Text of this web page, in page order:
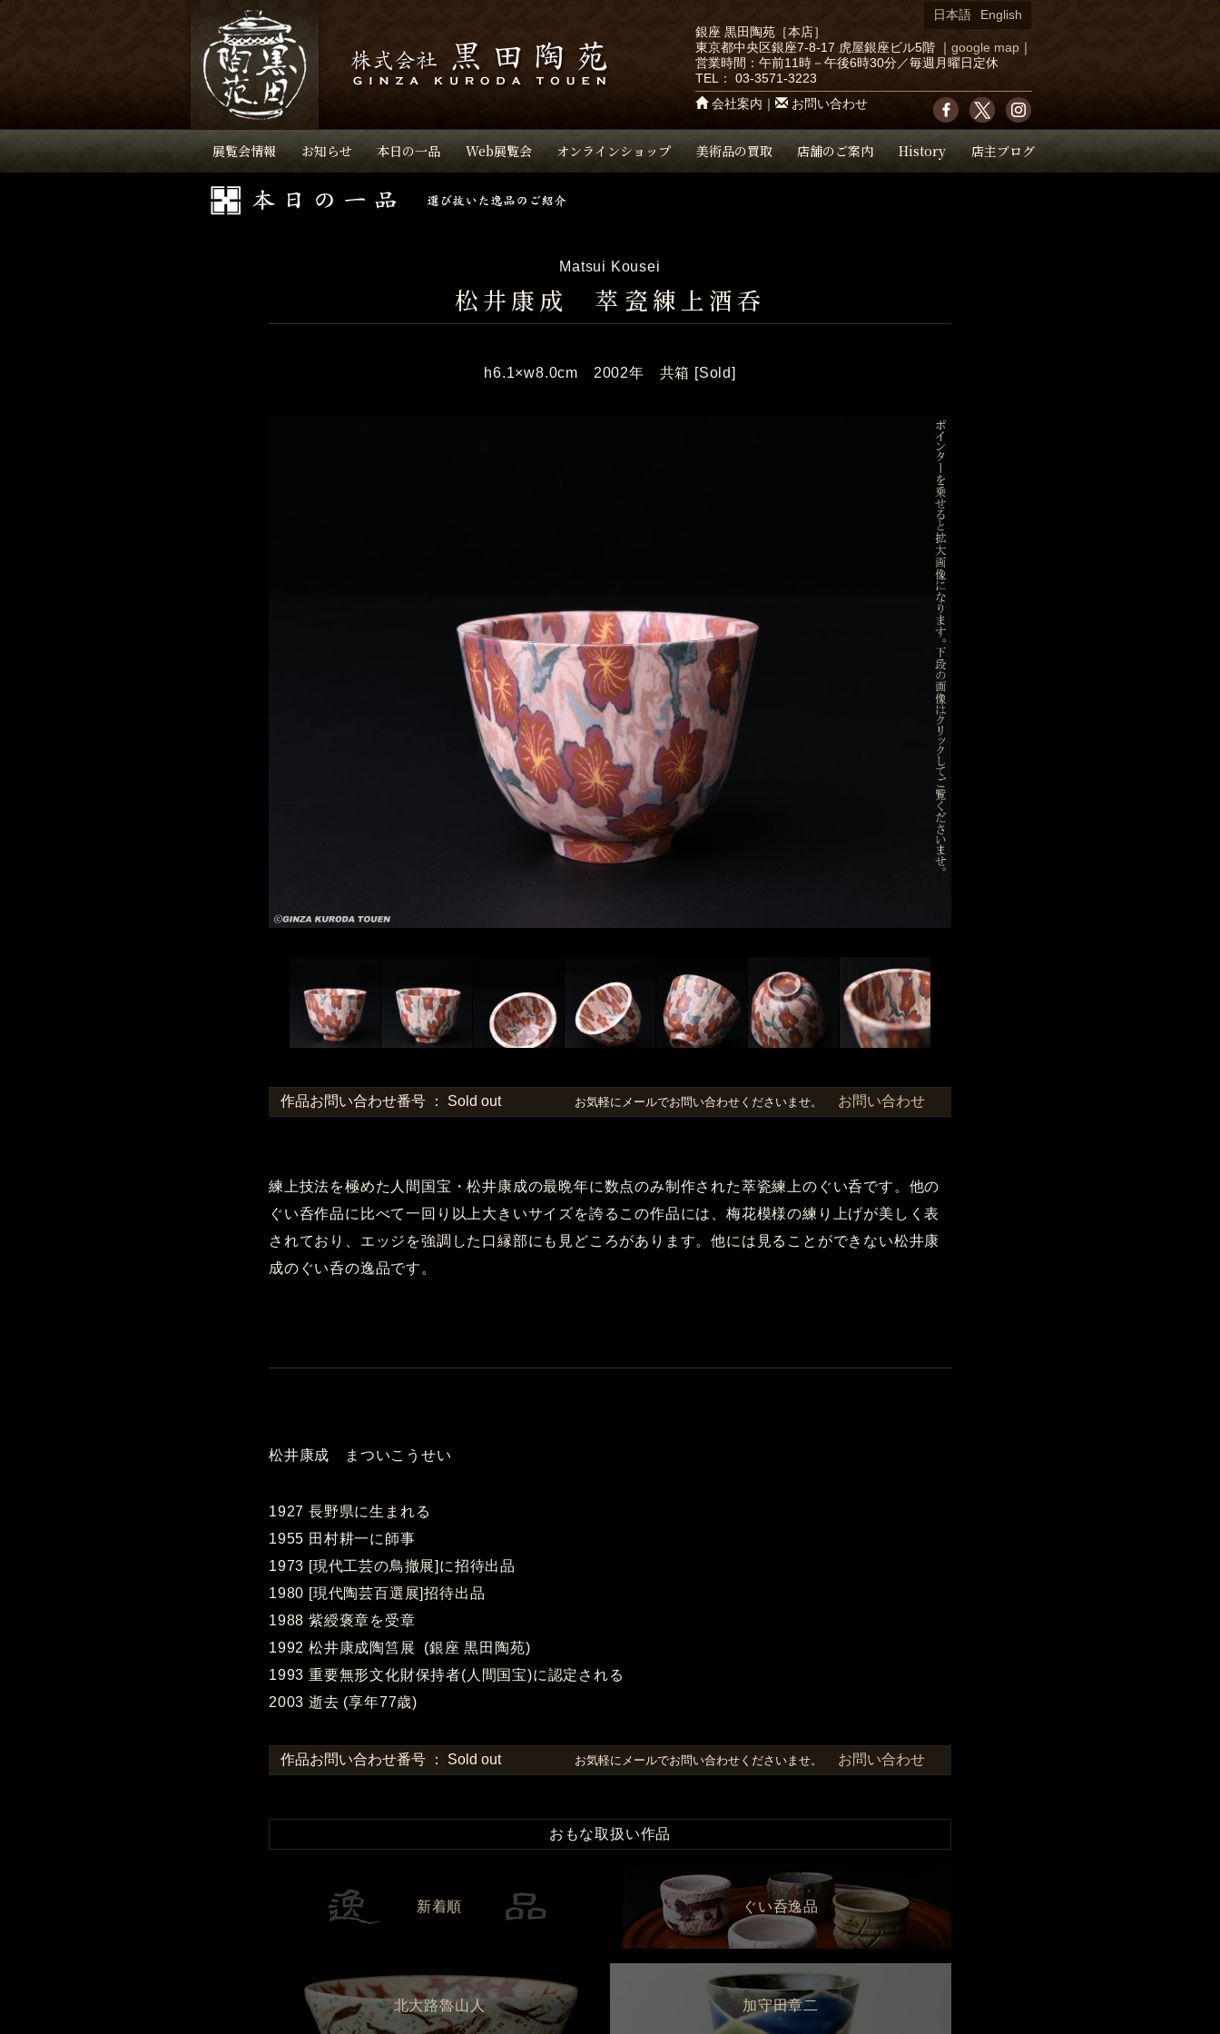
展覧会情報 お知らせ 本日の一品 Web展覧会 オンラインショップ 美術品の買取 店舗のご案内 History 店主ブログ
銀座 黒田陶苑［本店］
東京都中央区銀座7-8-17 虎屋銀座ビル5階
google map
営業時間：午前11時－午後6時30分／毎週月曜日定休
TEL： 03-3571-3223
会社案内
お問い合わせ
日本語 English
Matsui Kousei
松井康成 萃瓷練上酒呑
h6.1×w8.0cm 2002年 共箱 [Sold]
作品お問い合わせ番号 ： Sold out お気軽にメールでお問い合わせくださいませ。 お問い合わせ
練上技法を極めた人間国宝・松井康成の最晩年に数点のみ制作された萃瓷練上のぐい呑です。他の
ぐい呑作品に比べて一回り以上大きいサイズを誇るこの作品には、梅花模様の練り上げが美しく表
されており、エッジを強調した口縁部にも見どころがあります。他には見ることができない松井康
成のぐい呑の逸品です。
松井康成 まついこうせい
1927 長野県に生まれる
1955 田村耕一に師事
1973 [現代工芸の鳥撤展]に招待出品
1980 [現代陶芸百選展]招待出品
1988 紫綬褒章を受章
1992 松井康成陶筥展 (銀座 黒田陶苑)
1993 重要無形文化財保持者(人間国宝)に認定される
2003 逝去 (享年77歳)
作品お問い合わせ番号 ： Sold out お気軽にメールでお問い合わせくださいませ。 お問い合わせ
おもな取扱い作品
新着順 ぐい呑逸品
北大路魯山人 加守田章二